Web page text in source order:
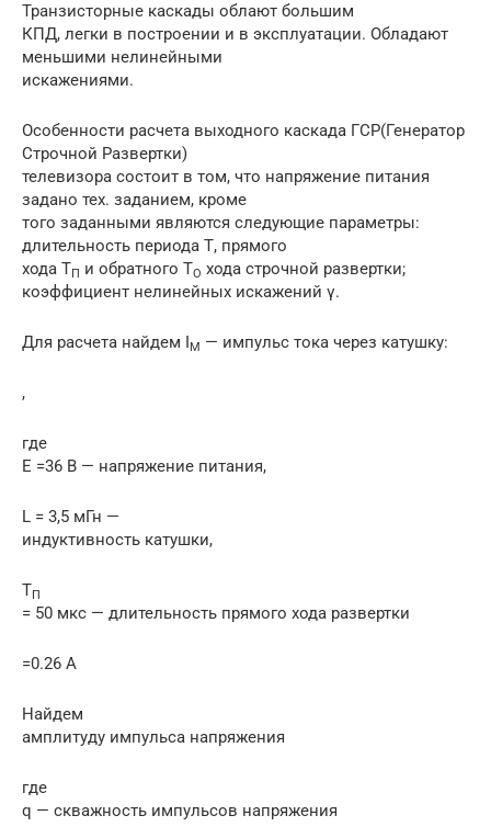
Транзисторные каскады облают большим
КПД, легки в построении и в эксплуатации. Обладают
меньшими нелинейными
искажениями.
Особенности расчета выходного каскада ГСР(Генератор
Строчной Развертки)
телевизора состоит в том, что напряжение питания
задано тех. заданием, кроме
того заданными являются следующие параметры:
длительность периода Т, прямого
хода ТП и обратного ТО хода строчной развертки;
коэффициент нелинейных искажений γ.
Для расчета найдем IM — импульс тока через катушку:
,
где
Е =36 В — напряжение питания,
L = 3,5 мГн —
индуктивность катушки,
ТП
= 50 мкс — длительность прямого хода развертки
=0.26 А
Найдем
амплитуду импульса напряжения
где
q — скважность импульсов напряжения